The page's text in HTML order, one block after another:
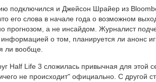
подключился и Джейсон Шрайер из
его слова в начале года о возможном
прогнозом, а не инсайдом. Журналист
информацией о том, планируется ли анонс
ли вообще.
Half Life 3 сложилась привычная для этой
не происходит" официально. С другой